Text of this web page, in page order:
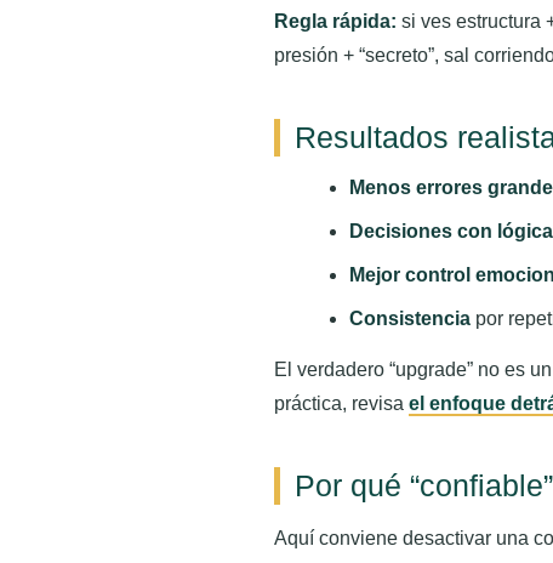
Regla rápida: si ves estructura
presión + “secreto”, sal
Resultados
Menos errores
Decisiones con lógica
Mejor control
Consistencia por
El verdadero “upgrade” no es
práctica, revisa el enfoque
Por qué
Aquí conviene desactivar una